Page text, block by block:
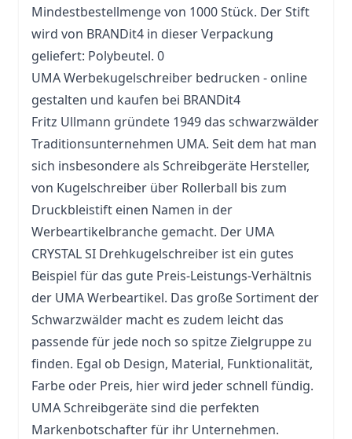
Mindestbestellmenge von 1000 Stück. DerStift
wird von BRANDit4 in dieser Verpackung
geliefert: Polybeutel. 0
UMA Werbekugelschreiber bedrucken - online
gestalten und kaufen bei BRANDit4
Fritz Ullmann gründete 1949 das schwarzwälder
Traditionsunternehmen UMA. Seit dem hat man
sich insbesondere als Schreibgeräte Hersteller,
von Kugelschreiber über Rollerball bis zum
Druckbleistift einen Namen in der
Werbeartikelbranche gemacht. Der UMA
CRYSTAL SI Drehkugelschreiber ist ein gutes
Beispiel für das gute Preis-Leistungs-Verhältnis
der UMA Werbeartikel. Das große Sortiment der
Schwarzwälder macht es zudem leicht das
passende für jede noch so spitze Zielgruppe zu
finden. Egal ob Design, Material, Funktionalität,
Farbe oder Preis, hier wird jeder schnell fündig.
UMA Schreibgeräte sind die perfekten
Markenbotschafter für ihr Unternehmen.